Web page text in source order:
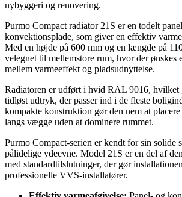
nybyggeri og renovering.
Purmo Compact radiator 21S er en todelt
konvektionsplade, som giver en effektiv
Med en højde på 600 mm og en længde på
velegnet til mellemstore rum, hvor der ønskes
mellem varmeeffekt og pladsudnyttelse.
Radiatoren er udført i hvid RAL 9016, hvilket
tidløst udtryk, der passer ind i de fleste
kompakte konstruktion gør den nem at
langs vægge uden at dominere rummet.
Purmo Compact-serien er kendt for sin solide
pålidelige ydeevne. Model 21S er en del af
med standardtilslutninger, der gør
professionelle VVS-installatører.